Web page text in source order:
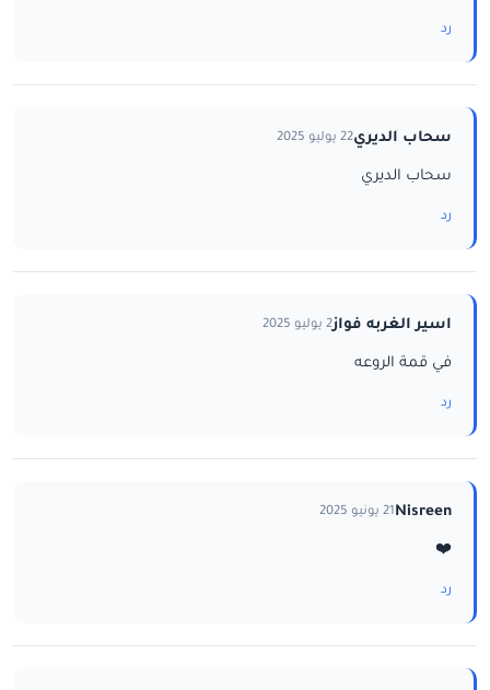
رد
سحاب الديري22 يوليو 2025
سحاب الديري
رد
اسير الغربه فواز2 يوليو 2025
في قمة الروعه
رد
Nisreen21 يونيو 2025
❤️
رد